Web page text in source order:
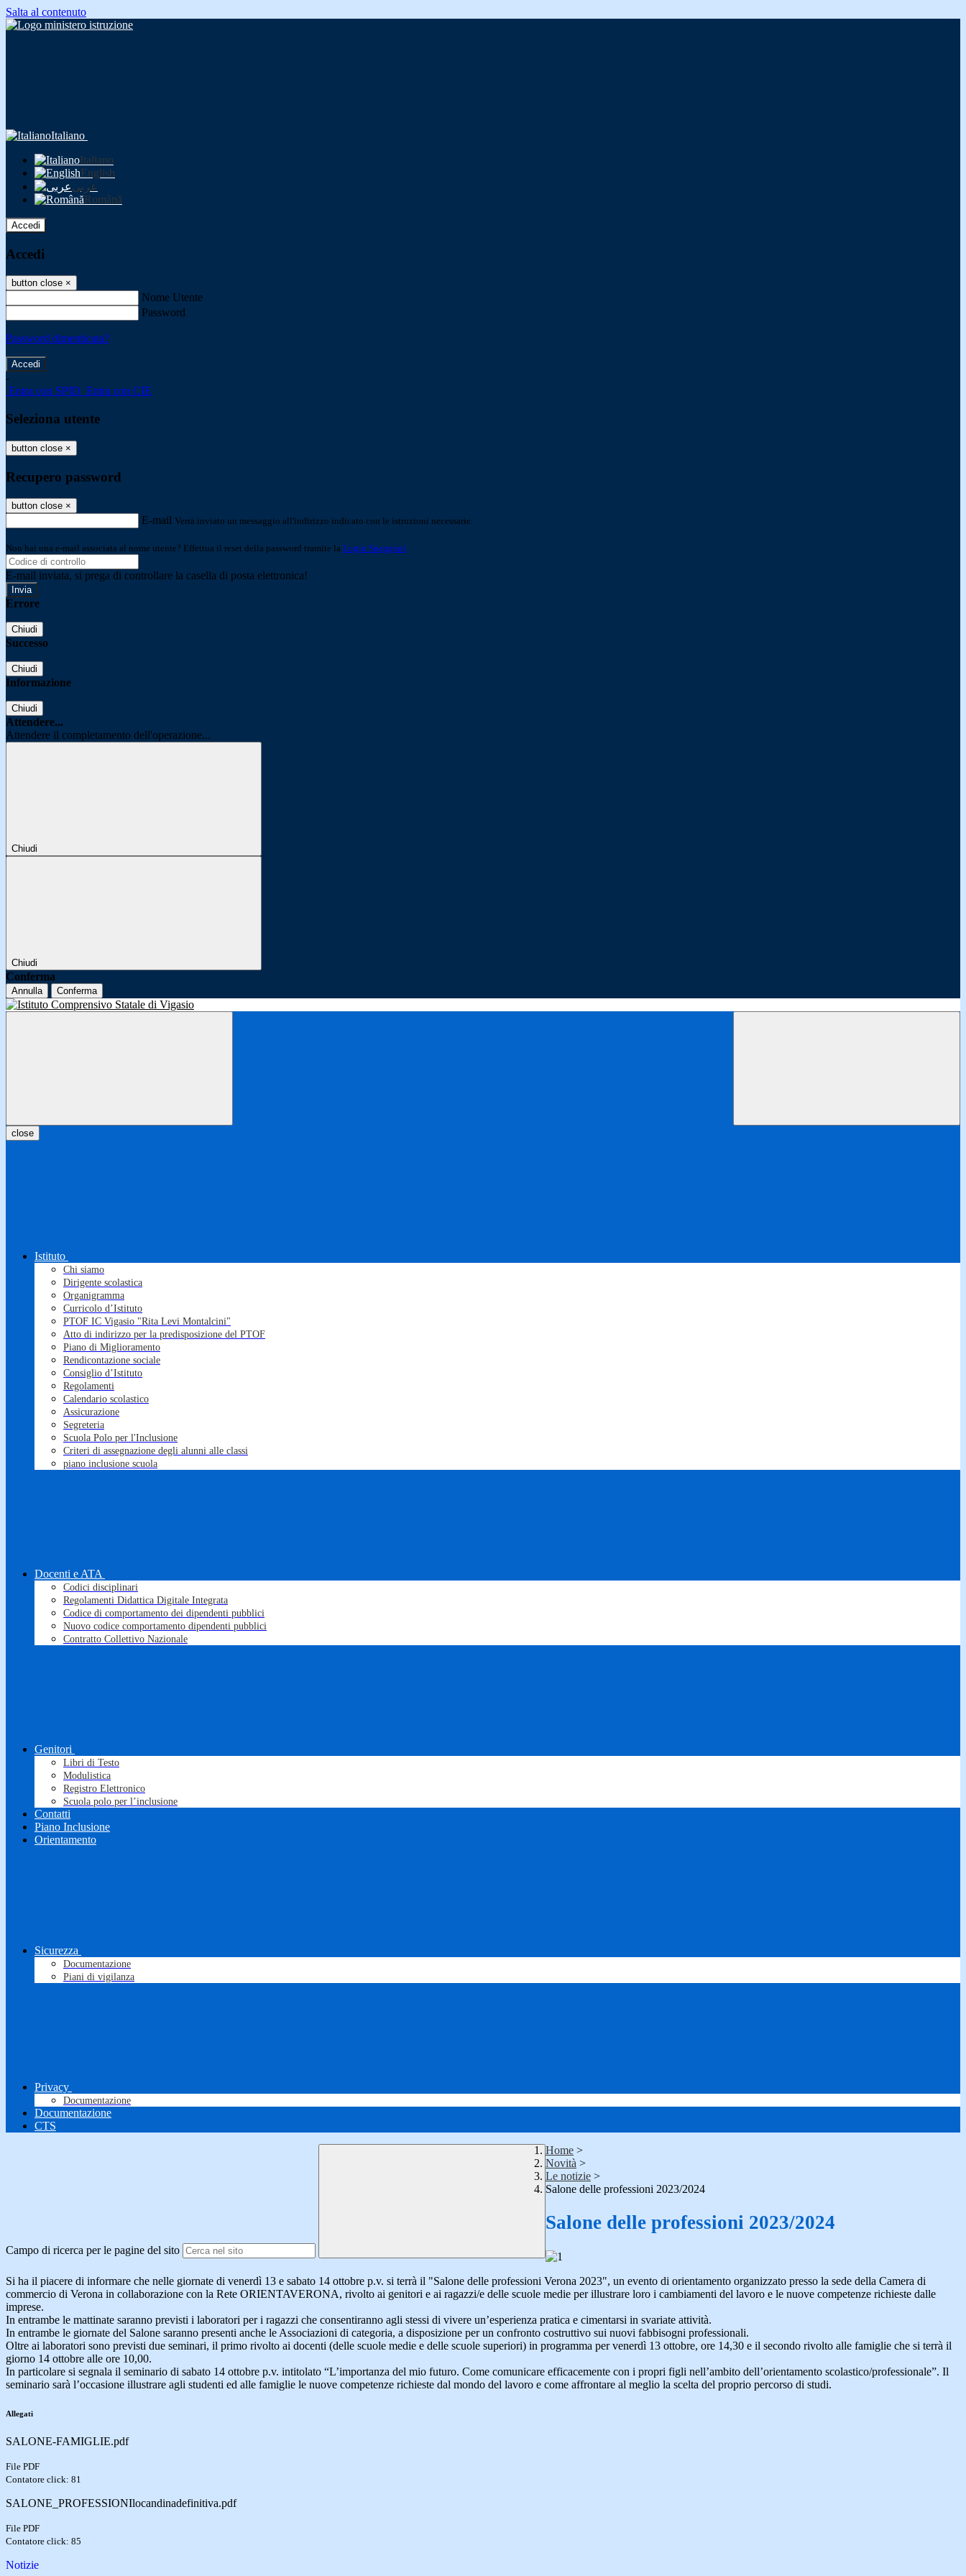
Salta al contenuto
Italiano
Italiano
English
عربى
Română
Accedi
Accedi
button close ×
Nome Utente
Password
Password dimenticata?
-
Entra con SPID Entra con CIE
Seleziona utente
button close ×
Recupero password
button close ×
E-mail Verrà inviato un messaggio all'indirizzo indicato con le istruzioni necessarie.
Non hai una e-mail associata al nome utente? Effettua il reset della password tramite la Login Spaggiari
E-mail inviata, si prega di controllare la casella di posta elettronica!
Errore
Chiudi
Successo
Chiudi
Informazione
Chiudi
Attendere...
Attendere il completamento dell'operazione...
Chiudi
Chiudi
Conferma
Annulla Conferma
close
Istituto
Chi siamo
Dirigente scolastica
Organigramma
Curricolo d’Istituto
PTOF IC Vigasio "Rita Levi Montalcini"
Atto di indirizzo per la predisposizione del PTOF
Piano di Miglioramento
Rendicontazione sociale
Consiglio d’Istituto
Regolamenti
Calendario scolastico
Assicurazione
Segreteria
Scuola Polo per l'Inclusione
Criteri di assegnazione degli alunni alle classi
piano inclusione scuola
Docenti e ATA
Codici disciplinari
Regolamenti Didattica Digitale Integrata
Codice di comportamento dei dipendenti pubblici
Nuovo codice comportamento dipendenti pubblici
Contratto Collettivo Nazionale
Genitori
Libri di Testo
Modulistica
Registro Elettronico
Scuola polo per l’inclusione
Contatti
Piano Inclusione
Orientamento
Sicurezza
Documentazione
Piani di vigilanza
Privacy
Documentazione
Documentazione
CTS
Campo di ricerca per le pagine del sito
Home >
Novità >
Le notizie >
Salone delle professioni 2023/2024
Salone delle professioni 2023/2024
Si ha il piacere di informare che nelle giornate di venerdì 13 e sabato 14 ottobre p.v. si terrà il "Salone delle professioni Verona 2023", un evento di orientamento organizzato presso la sede della Camera di
commercio di Verona in collaborazione con la Rete ORIENTAVERONA, rivolto ai genitori e ai ragazzi/e delle scuole medie per illustrare loro i cambiamenti del lavoro e le nuove competenze richieste dalle
imprese.
In entrambe le mattinate saranno previsti i laboratori per i ragazzi che consentiranno agli stessi di vivere un’esperienza pratica e cimentarsi in svariate attività.
In entrambe le giornate del Salone saranno presenti anche le Associazioni di categoria, a disposizione per un confronto costruttivo sui nuovi fabbisogni professionali.
Oltre ai laboratori sono previsti due seminari, il primo rivolto ai docenti (delle scuole medie e delle scuole superiori) in programma per venerdì 13 ottobre, ore 14,30 e il secondo rivolto alle famiglie che si terrà il
giorno 14 ottobre alle ore 10,00.
In particolare si segnala il seminario di sabato 14 ottobre p.v. intitolato “L’importanza del mio futuro. Come comunicare efficacemente con i propri figli nell’ambito dell’orientamento scolastico/professionale”. Il
seminario sarà l’occasione illustrare agli studenti ed alle famiglie le nuove competenze richieste dal mondo del lavoro e come affrontare al meglio la scelta del proprio percorso di studi.
Allegati
SALONE-FAMIGLIE.pdf
File PDF
Contatore click: 81
SALONE_PROFESSIONIlocandinadefinitiva.pdf
File PDF
Contatore click: 85
Notizie